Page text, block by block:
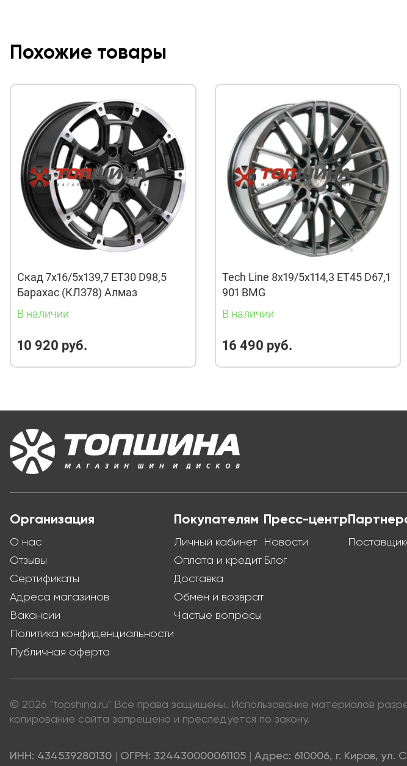
Похожие товары
Скад 7x16/5x139,7 ET30 D98,5
Барахас (КЛ378) Алмаз
В наличии
10 920 руб.
Tech Line 8x19/5x114,3 ET45 D67,1
901 BMG
В наличии
16 490 руб.
Организация
О нас
Отзывы
Сертификаты
Адреса магазинов
Вакансии
Политика конфиденциальности
Публичная оферта
Покупателям
Личный кабинет
Оплата и кредит
Доставка
Обмен и возврат
Частые вопросы
Пресс-центр
Новости
Блог
© 2026 "topshina.ru" Все права защищены. Использование материалов
копирование сайта запрещено и преследуется по закону.
ИНН: 434539280130 ОГРН: 324430000061105 Адрес: 610006, г. Киров, ул.